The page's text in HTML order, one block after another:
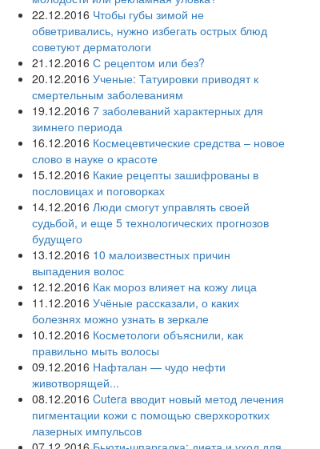
22.12.2016 Чтобы губы зимой не
обветривались, нужно избегать острых блюд
советуют дерматологи
21.12.2016 С рецептом или без?
20.12.2016 Ученые: Татуировки приводят к
смертельным заболеваниям
19.12.2016 7 заболеваний характерных для
зимнего периода
16.12.2016 Космецевтические средства – новое
слово в науке о красоте
15.12.2016 Какие рецепты зашифрованы в
пословицах и поговорках
14.12.2016 Люди смогут управлять своей
судьбой, и еще 5 технологических прогнозов
будущего
13.12.2016 10 малоизвестных причин
выпадения волос
12.12.2016 Как мороз влияет на кожу лица
11.12.2016 Учёные рассказали, о каких
болезнях можно узнать в зеркале
10.12.2016 Косметологи объяснили, как
правильно мыть волосы
09.12.2016 Нафталан — чудо нефти
животворящей...
08.12.2016 Cutera вводит новый метод лечения
пигментации кожи с помощью сверхкоротких
лазерных импульсов